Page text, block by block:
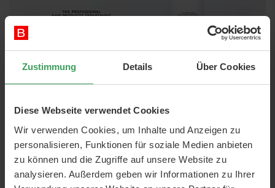
Zustimmung Details Über Cookies
Diese Webseite verwendet Cookies
Wir verwenden Cookies, um Inhalte und Anzeigen zu
personalisieren, Funktionen für soziale Medien anbieten
zu können und die Zugriffe auf unsere Website zu
analysieren. Außerdem geben wir Informationen zu Ihrer